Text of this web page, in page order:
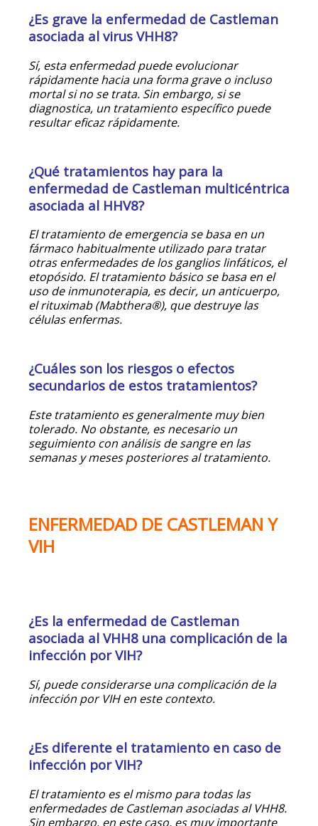
¿Es grave la enfermedad de Castleman
asociada al virus VHH8?
Sí, esta enfermedad puede evolucionar
rápidamente hacia una forma grave o incluso
mortal si no se trata. Sin embargo, si se
diagnostica, un tratamiento específico puede
resultar eficaz rápidamente.
¿Qué tratamientos hay para la
enfermedad de Castleman multicéntrica
asociada al HHV8?
El tratamiento de emergencia se basa en un
fármaco habitualmente utilizado para tratar
otras enfermedades de los ganglios linfáticos, el
etopósido. El tratamiento básico se basa en el
uso de inmunoterapia, es decir, un anticuerpo,
el rituximab (Mabthera®), que destruye las
células enfermas.
¿Cuáles son los riesgos o efectos
secundarios de estos tratamientos?
Este tratamiento es generalmente muy bien
tolerado. No obstante, es necesario un
seguimiento con análisis de sangre en las
semanas y meses posteriores al tratamiento.
ENFERMEDAD DE CASTLEMAN Y
VIH
¿Es la enfermedad de Castleman
asociada al VHH8 una complicación de la
infección por VIH?
Sí, puede considerarse una complicación de la
infección por VIH en este contexto.
¿Es diferente el tratamiento en caso de
infección por VIH?
El tratamiento es el mismo para todas las
enfermedades de Castleman asociadas al VHH8.
Sin embargo, en este caso, es muy importante